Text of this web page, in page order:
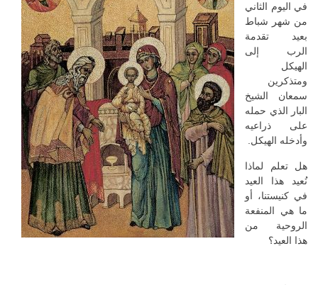
في اليوم الثاني
من شهر شباط
بعيد تقدمة
الرب إلى
الهيكل
ومتذكرين
سمعان الشيخ
البار الذي حمله
على ذراعيه
وأدخله الهيكل.
هل تعلم لماذا
نُعيد هذا العيد
في كنيستنا، أو
ما هي المنفعة
الروحية من
هذا العيد؟